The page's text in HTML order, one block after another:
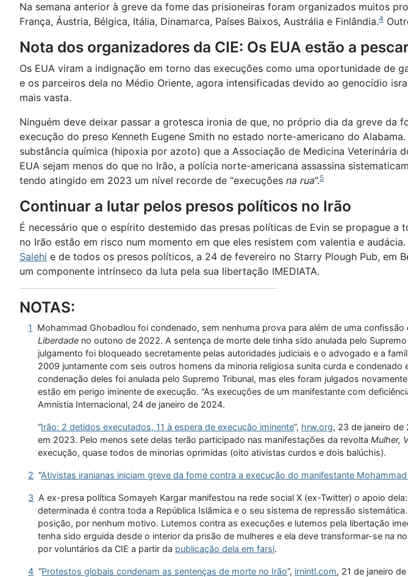
Na semana anterior à greve da fome das prisioneiras foram organizados muitos
França, Áustria, Bélgica, Itália, Dinamarca, Países Baixos, Austrália e Finlândia.4
Nota dos organizadores da CIE: Os EUA estão a
Os EUA viram a indignação em torno das execuções como uma oportunidade de
e os parceiros dela no Médio Oriente, agora intensificadas devido ao genocídio
mais vasta.
Ninguém deve deixar passar a grotesca ironia de que, no próprio dia da greve da
execução do preso Kenneth Eugene Smith no estado norte-americano do
substância química (hipoxia por azoto) que a Associação de Medicina Veterinária
EUA sejam menos do que no Irão, a polícia norte-americana assassina
tendo atingido em 2023 um nível recorde de “execuções na rua”.5
Continuar a lutar pelos presos políticos no Irão
É necessário que o espírito destemido das presas políticas de Evin se propague
no Irão estão em risco num momento em que eles resistem com valentia e
Salehi e de todos os presos políticos, a 24 de fevereiro no Starry Plough Pub, em
um componente intrínseco da luta pela sua libertação IMEDIATA.
NOTAS:
1 Mohammad Ghobadlou foi condenado, sem nenhuma prova para além de uma
Liberdade no outono de 2022. A sentença de morte dele tinha sido anulada pelo
julgamento foi bloqueado secretamente pelas autoridades judiciais e o advogado e a
2009 juntamente com seis outros homens da minoria religiosa sunita curda e
condenação deles foi anulada pelo Supremo Tribunal, mas eles foram julgados
estão em perigo iminente de execução. “As execuções de um manifestante com
Amnistia Internacional, 24 de janeiro de 2024.
“Irão: 2 detidos executados, 11 à espera de execução iminente”, hrw.org, 23 de janeiro de
em 2023. Pelo menos sete delas terão participado nas manifestações da revoltaMulher,
execução, quase todos de minorias oprimidas (oito ativistas curdos e dois balúchis).
2 “Ativistas iranianas iniciam greve da fome contra a execução do manifestante
3 A ex-presa política Somayeh Kargar manifestou na rede social X (ex-Twitter) o apoio
determinada é contra toda a República Islâmica e o seu sistema de repressão
posição, por nenhum motivo. Lutemos contra as execuções e lutemos pela libertação
tenha sido erguida desde o interior da prisão de mulheres e ela deve transformar-se na
por voluntários da CIE a partir da publicação dela em farsi.
4 “Protestos globais condenam as sentenças de morte no Irão”, irnintl.com, 21 de janeiro